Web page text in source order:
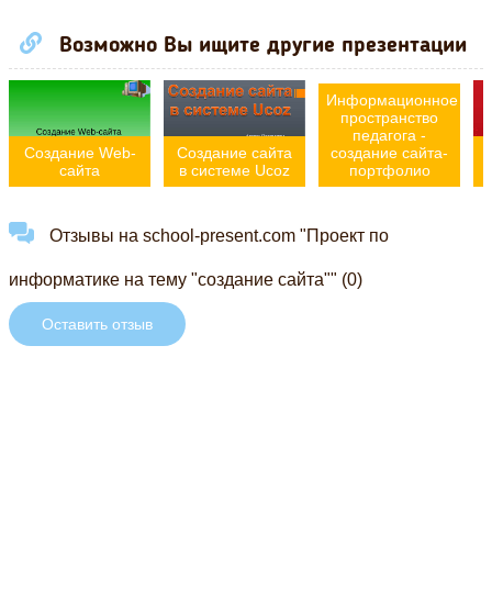
Возможно Вы ищите другие презентации
Создание Web-
сайта
Создание сайта
в системе Ucoz
Информационное
пространство
педагога -
создание сайта-
портфолио
Отзывы на school-present.com "Проект по
информатике на тему "создание сайта"" (0)
Оставить отзыв